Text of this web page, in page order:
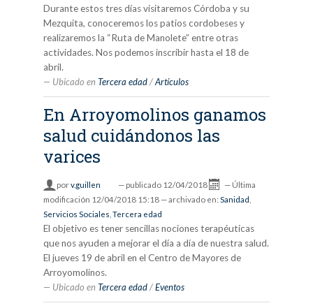
Durante estos tres días visitaremos Córdoba y su
Mezquita, conoceremos los patios cordobeses y
realizaremos la “Ruta de Manolete” entre otras
actividades. Nos podemos inscribir hasta el 18 de
abril.
Ubicado en Tercera edad /Artículos
En Arroyomolinos ganamos
salud cuidándonos las
varices
porv.guillen — publicado 12/04/2018 — Última
modificación 12/04/2018 15:18 — archivado en: Sanidad
Servicios Sociales Tercera edad
El objetivo es tener sencillas nociones terapéuticas
que nos ayuden a mejorar el día a día de nuestra salud.
El jueves 19 de abril en el Centro de Mayores de
Arroyomolinos.
Ubicado en Tercera edad /Eventos